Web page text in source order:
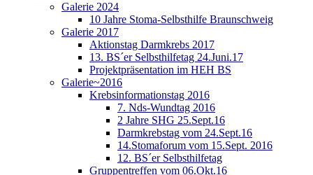
Galerie 2024
10 Jahre Stoma-Selbsthilfe Braunschweig
Galerie 2017
Aktionstag Darmkrebs 2017
13. BS´er Selbsthilfetag 24.Juni.17
Projektpräsentation im HEH BS
Galerie~2016
Krebsinformationstag 2016
7. Nds-Wundtag 2016
2 Jahre SHG 25.Sept.16
Darmkrebstag vom 24.Sept.16
14.Stomaforum vom 15.Sept. 2016
12. BS´er Selbsthilfetag
Gruppentreffen vom 06.Okt.16